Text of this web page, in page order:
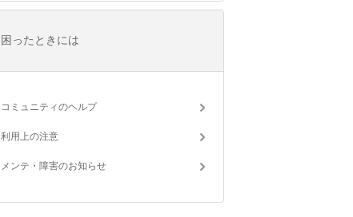
困ったときには
コミュニティのヘルプ
利用上の注意
メンテ・障害のお知らせ